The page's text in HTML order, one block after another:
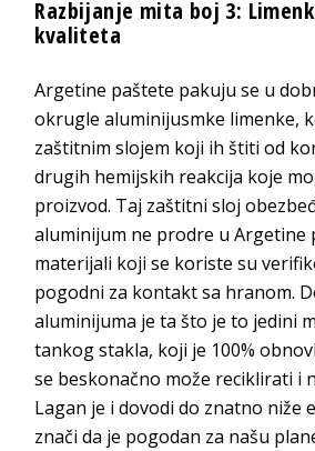
Razbijanje mita boj 3:
kvaliteta
Argetine paštete pakuju se u
okrugle aluminijusmke limenke,
zaštitnim slojem koji ih štiti od
drugih hemijskih reakcija koje
proizvod. Taj zaštitni sloj
aluminijum ne prodre u Argetine
materijali koji se koriste su
pogodni za kontakt sa hranom.
aluminijuma je ta što je to jedini
tankog stakla, koji je 100%
se beskonačno može reciklirati i
Lagan je i dovodi do znatno niže
znači da je pogodan za našu